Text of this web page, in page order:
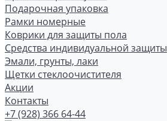
Подарочная упаковка
Рамки номерные
Коврики для защиты пола
Средства индивидуальной защиты
Эмали, грунты, лаки
Щетки стеклоочистителя
Акции
Контакты
+7 (928) 366 64-44